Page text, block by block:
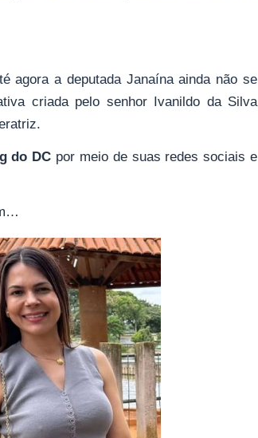
agora a deputada Janaína ainda não se
criada pelo senhor Ivanildo da Silva
do DC por meio de suas redes sociais e